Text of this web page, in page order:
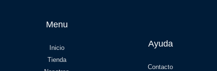
Menu
Inicio
Tienda
Ayuda
Contacto